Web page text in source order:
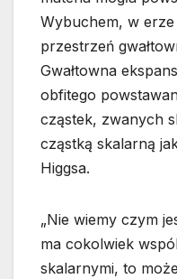
Wybuchem, w
przestrzeń
Gwałtowna
obfitego
cząstek, zwanych
cząstką skalarną
Higgsa.
„Nie wiemy czym
ma cokolwiek
skalarnymi, to